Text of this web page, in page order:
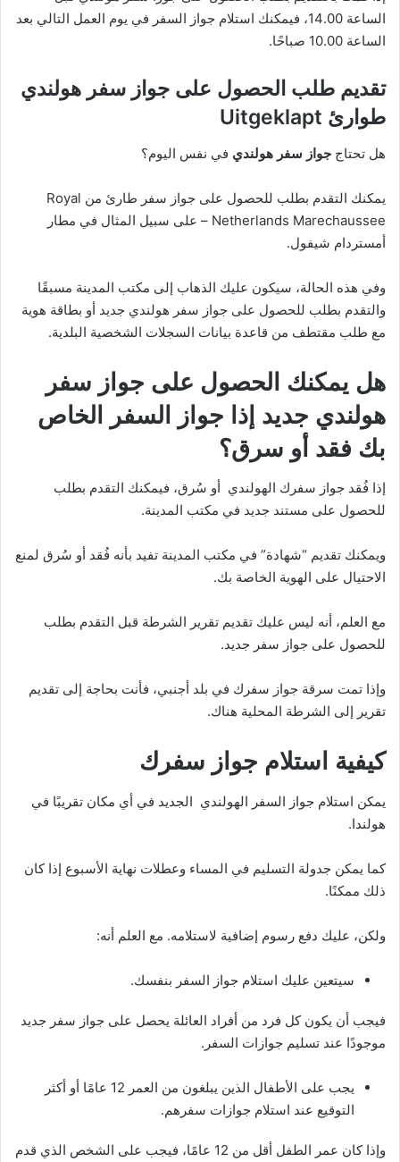
الساعة 14.00، فيمكنك استلام جواز السفر في يوم العمل التالي بعد
الساعة 10.00 صباحًا.
تقديم طلب الحصول على جواز سفر هولندي
طوارئ Uitgeklapt
هل تحتاج جواز سفر هولندي في نفس اليوم؟
يمكنك التقدم بطلب للحصول على جواز سفر طارئ من Royal
Netherlands Marechaussee – على سبيل المثال في مطار
أمستردام شيفول.
وفي هذه الحالة، سيكون عليك الذهاب إلى مكتب المدينة مسبقًا
والتقدم بطلب للحصول على جواز سفر هولندي جديد أو بطاقة هوية
مع طلب مقتطف من قاعدة بيانات السجلات الشخصية البلدية.
هل يمكنك الحصول على جواز سفر
هولندي جديد إذا جواز السفر الخاص
بك فقد أو سرق؟
إذا فُقد جواز سفرك الهولندي أو سُرق، فيمكنك التقدم بطلب
للحصول على مستند جديد في مكتب المدينة.
ويمكنك تقديم “شهادة” في مكتب المدينة تفيد بأنه فُقد أو سُرق لمنع
الاحتيال على الهوية الخاصة بك.
مع العلم، أنه ليس عليك تقديم تقرير الشرطة قبل التقدم بطلب
للحصول على جواز سفر جديد.
وإذا تمت سرقة جواز سفرك في بلد أجنبي، فأنت بحاجة إلى تقديم
تقرير إلى الشرطة المحلية هناك.
كيفية استلام جواز سفرك
يمكن استلام جواز السفر الهولندي الجديد في أي مكان تقريبًا في
هولندا.
كما يمكن جدولة التسليم في المساء وعطلات نهاية الأسبوع إذا كان
ذلك ممكنًا.
ولكن، عليك دفع رسوم إضافية لاستلامه. مع العلم أنه:
سيتعين عليك استلام جواز السفر بنفسك.
فيجب أن يكون كل فرد من أفراد العائلة يحصل على جواز سفر جديد
موجودًا عند تسليم جوازات السفر.
يجب على الأطفال الذين يبلغون من العمر 12 عامًا أو أكثر
التوقيع عند استلام جوازات سفرهم.
وإذا كان عمر الطفل أقل من 12 عامًا، فيجب على الشخص الذي قدم